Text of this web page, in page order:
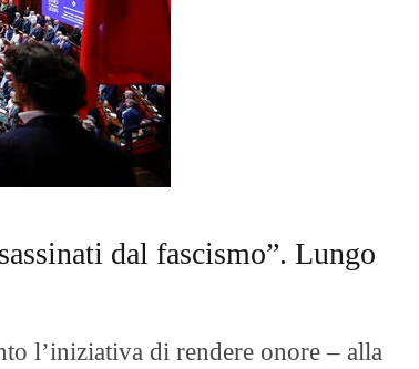
dal fascismo”. Lungo
l’iniziativa di rendere onore – alla